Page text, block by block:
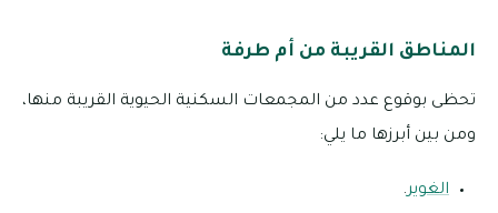
المناطق القريبة من أم طرفة
تحظى بوقوع عدد من المجمعات السكنية الحيوية القريبة منها،
ومن بين أبرزها ما يلي:
الغوير.